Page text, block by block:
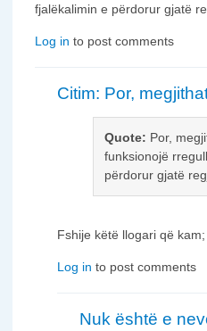
fjalëkalimin e përdorur gjatë
Log in to post comments
Citim: Por,
Quote: Por,
funksionojë
përdorur gjatë
Fshije këtë llogari që
Log in to post comments
Nuk është e